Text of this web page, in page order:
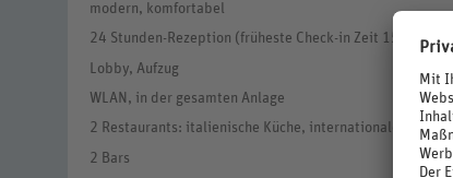
modern, komfortabel
24 Stunden-Rezeption (früheste Check-in Zeit 15 Uhr,
Lobby, Aufzug
WLAN, in der gesamten Anlage
2 Restaurants: italienische Küche, internationale Küche,
2 Bars